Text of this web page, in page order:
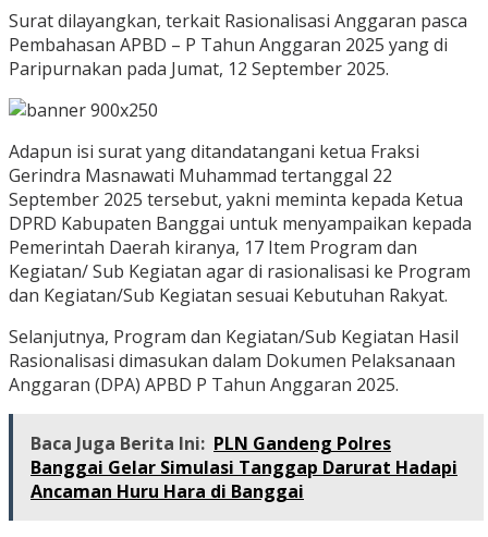
Surat dilayangkan, terkait Rasionalisasi Anggaran pasca
Pembahasan APBD – P Tahun Anggaran 2025 yang di
Paripurnakan pada Jumat, 12 September 2025.
Adapun isi surat yang ditandatangani ketua Fraksi
Gerindra Masnawati Muhammad tertanggal 22
September 2025 tersebut, yakni meminta kepada Ketua
DPRD Kabupaten Banggai untuk menyampaikan kepada
Pemerintah Daerah kiranya, 17 Item Program dan
Kegiatan/ Sub Kegiatan agar di rasionalisasi ke Program
dan Kegiatan/Sub Kegiatan sesuai Kebutuhan Rakyat.
Selanjutnya, Program dan Kegiatan/Sub Kegiatan Hasil
Rasionalisasi dimasukan dalam Dokumen Pelaksanaan
Anggaran (DPA) APBD P Tahun Anggaran 2025.
Baca Juga Berita Ini: PLN Gandeng Polres
Banggai Gelar Simulasi Tanggap Darurat Hadapi
Ancaman Huru Hara di Banggai